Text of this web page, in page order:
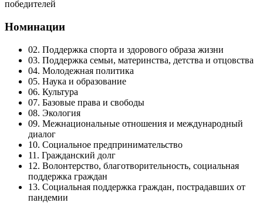
победителей
Номинации
02. Поддержка спорта и здорового образа жизни
03. Поддержка семьи, материнства, детства и отцовства
04. Молодежная политика
05. Наука и образование
06. Культура
07. Базовые права и свободы
08. Экология
09. Межнациональные отношения и международный
диалог
10. Социальное предпринимательство
11. Гражданский долг
12. Волонтерство, благотворительность, социальная
поддержка граждан
13. Социальная поддержка граждан, пострадавших от
пандемии